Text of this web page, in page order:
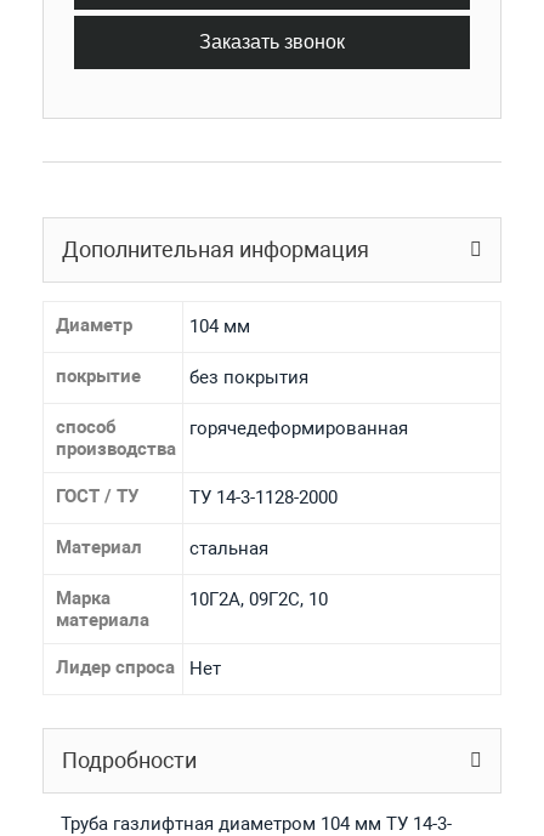
Заказать звонок
Дополнительная информация
Диаметр 104 мм
покрытие без покрытия
способ
производства
горячедеформированная
ГОСТ / ТУ ТУ 14-3-1128-2000
Материал стальная
Марка
материала
10Г2А, 09Г2С, 10
Лидер спроса Нет
Подробности
Труба газлифтная диаметром 104 мм ТУ 14-3-